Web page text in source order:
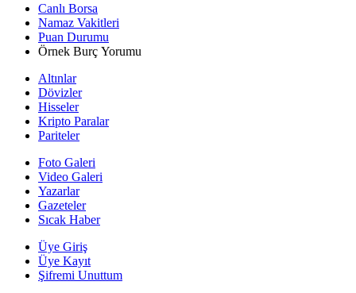
Canlı Borsa
Namaz Vakitleri
Puan Durumu
Örnek Burç Yorumu
Altınlar
Dövizler
Hisseler
Kripto Paralar
Pariteler
Foto Galeri
Video Galeri
Yazarlar
Gazeteler
Sıcak Haber
Üye Giriş
Üye Kayıt
Şifremi Unuttum